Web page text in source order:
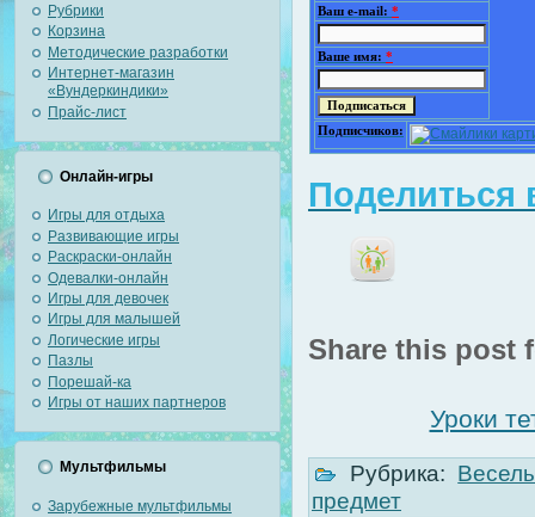
Рубрики
Корзина
Методические разработки
Интернет-магазин
«Вундеркиндики»
Прайс-лист
Онлайн-игры
Игры для отдыха
Развивающие игры
Раскраски-онлайн
Одевалки-онлайн
Игры для девочек
Игры для малышей
Логические игры
Пазлы
Порешай-ка
Игры от наших партнеров
Мультфильмы
Зарубежные мультфильмы
Ваш e-mail: *
Ваше имя: *
Подписчиков:
Поделиться
Share this post
Уроки
Рубрика:
предмет